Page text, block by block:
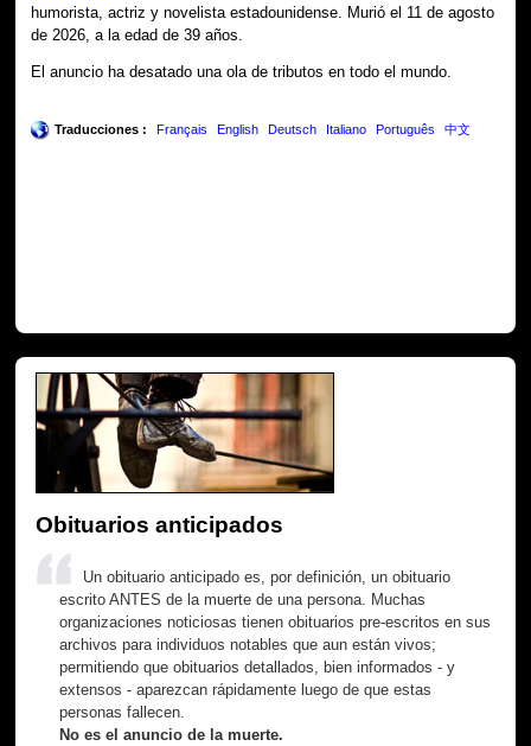
humorista, actriz y novelista estadounidense. Murió el 11 de agosto
de 2026, a la edad de 39 años.
El anuncio ha desatado una ola de tributos en todo el mundo.
Traducciones : Français English Deutsch Italiano Português 中文
Obituarios anticipados
Un obituario anticipado es, por definición, un obituario
escrito ANTES de la muerte de una persona. Muchas
organizaciones noticiosas tienen obituarios pre-escritos en sus
archivos para individuos notables que aun están vivos;
permitiendo que obituarios detallados, bien informados - y
extensos - aparezcan rápidamente luego de que estas
personas fallecen.
No es el anuncio de la muerte.